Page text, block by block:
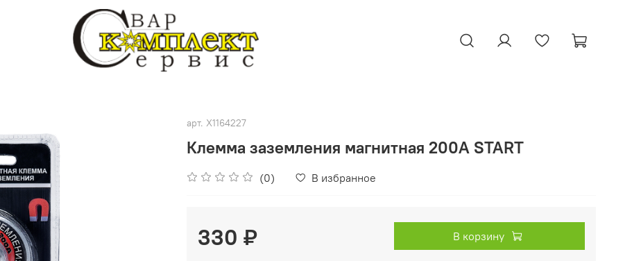
арт. X1164227
Клемма заземления магнитная 200А START
(0) В избранное
330 ₽ В корзину